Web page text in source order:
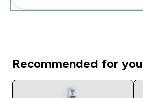
Recommended for you